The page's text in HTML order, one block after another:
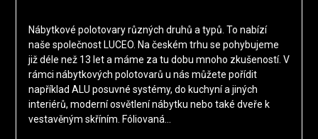
Nábytkové polotovary různých druhů a typů. To nabízí
naše společnost LUCEO. Na českém trhu se pohybujeme
již déle než 13 let a máme za tu dobu mnoho zkušeností. V
rámci nábytkových polotovarů u nás můžete pořídit
například ALU posuvné systémy, do kuchyní a jiných
interiérů, moderní osvětlení nábytku nebo také dveře k
vestavěným skříním. Fóliovaná…